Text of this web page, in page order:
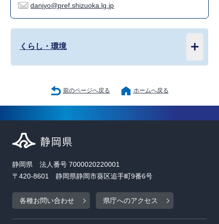
danjyo@pref.shizuoka.lg.jp
くらし・環境
前のページへ戻る ホームへ戻る
静岡県 法人番号 7000020220001
〒420-8601 静岡県静岡市葵区追手町9番6号
各種お問い合わせ 県庁へのアクセス